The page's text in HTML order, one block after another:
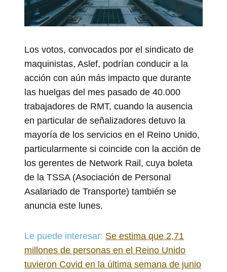
Los votos, convocados por el sindicato de
maquinistas, Aslef, podrían conducir a la
acción con aún más impacto que durante
las huelgas del mes pasado de 40.000
trabajadores de RMT, cuando la ausencia
en particular de señalizadores detuvo la
mayoría de los servicios en el Reino Unido,
particularmente si coincide con la acción de
los gerentes de Network Rail, cuya boleta
de la TSSA (Asociación de Personal
Asalariado de Transporte) también se
anuncia este lunes.
Le puede interesar: Se estima que 2,71
millones de personas en el Reino Unido
tuvieron Covid en la última semana de junio